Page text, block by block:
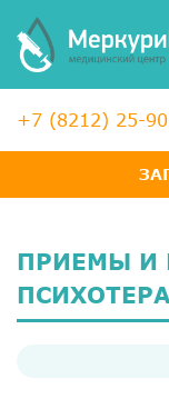
+7 (8212) 25-
ПРИЕМЫ И